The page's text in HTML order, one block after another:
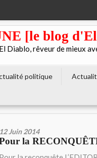
[le blog
Diablo, rêveur de mieux
politique
12 Juin 2014
la